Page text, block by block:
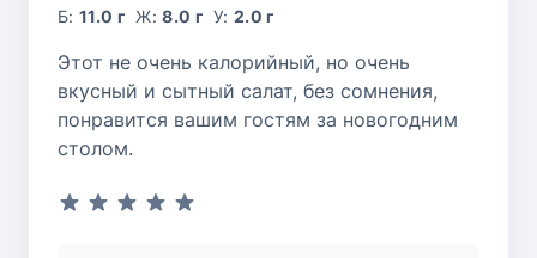
Б:11.0 г Ж:8.0 г У:2.0 г
Этот не очень калорийный, но очень
вкусный и сытный салат, без сомнения,
понравится вашим гостям за новогодним
столом.